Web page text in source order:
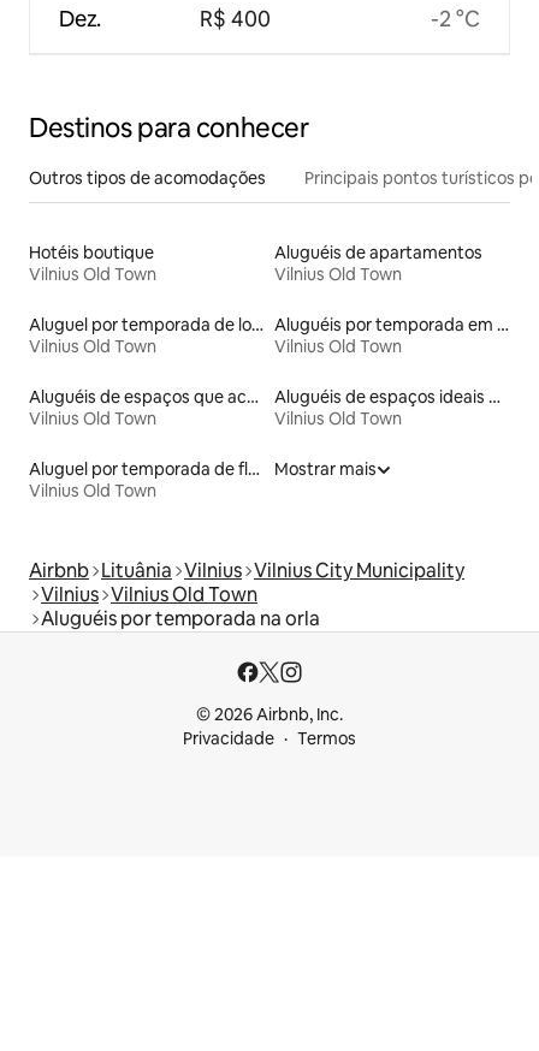
Dez. R$ 400 -2 °C
Destinos para conhecer
Outros tipos de acomodações Principais pontos turísticos
Hotéis boutique
Vilnius Old Town
Aluguéis de apartamentos
Vilnius Old Town
Aluguel por temporada de lofts
Vilnius Old Town
Aluguéis por temporada em albergue
Vilnius Old Town
Aluguéis de espaços que aceitam animais de estimação
Vilnius Old Town
Aluguéis de espaços ideais para famílias
Vilnius Old Town
Aluguel por temporada de flats
Vilnius Old Town
Mostrar mais
Airbnb Lituânia Vilnius Vilnius City Municipality
Vilnius Vilnius Old Town
Aluguéis por temporada na orla
© 2026 Airbnb, Inc.
Privacidade
Termos